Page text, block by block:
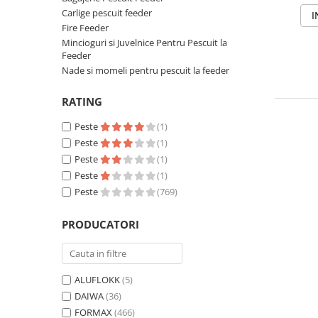
Carlige pescuit feeder
Fire Feeder
Mincioguri si Juvelnice Pentru Pescuit la
Feeder
Nade si momeli pentru pescuit la feeder
RATING
Peste
(1)
Peste
(1)
Peste
(1)
Peste
(1)
Peste
(769)
PRODUCATORI
ALUFLOKK(5)
DAIWA(36)
FORMAX(466)